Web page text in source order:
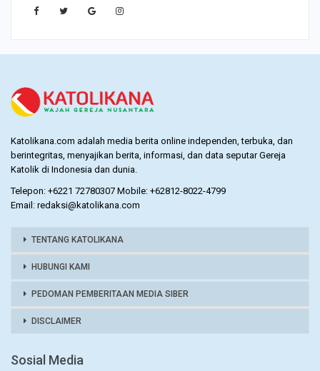
Katolikana.com adalah media berita online independen, terbuka, dan
berintegritas, menyajikan berita, informasi, dan data seputar Gereja
Katolik di Indonesia dan dunia.
Telepon: +6221 72780307 Mobile: +62812-8022-4799
Email: redaksi@katolikana.com
TENTANG KATOLIKANA
HUBUNGI KAMI
PEDOMAN PEMBERITAAN MEDIA SIBER
DISCLAIMER
Sosial Media